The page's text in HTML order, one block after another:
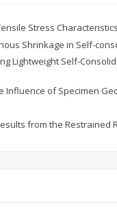
Stress
Shrinkage in Self-
Lightweight Self-
of Specimen
from the Restrained